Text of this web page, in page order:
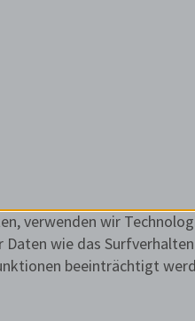
verwenden wir
wie das
beeinträchtigt